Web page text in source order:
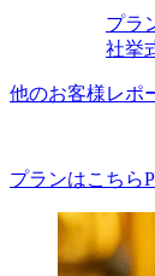
プラ
社挙
他のお客様レポ
プランはこちら